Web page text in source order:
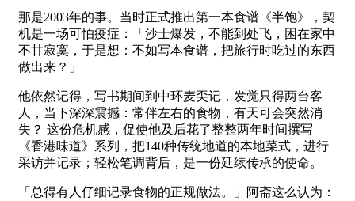
那是2003年的事。当时正式推出第一本食谱《半饱》，契
机是一场可怕疫症：「沙士爆发，不能到处飞，困在家中
不甘寂寞，于是想：不如写本食谱，把旅行时吃过的东西
做出来？」
他依然记得，写书期间到中环麦奀记，发觉只得两台客
人，当下深深震撼：常伴左右的食物，有天可会突然消
失？ 这份危机感，促使他及后花了整整两年时间撰写
《香港味道》系列，把140种传统地道的本地菜式，进行
采访并记录；轻松笔调背后，是一份延续传承的使命。
「总得有人仔细记录食物的正规做法。」阿斋这么认为：